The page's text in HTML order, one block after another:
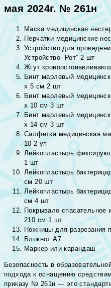
мая 2024г. № 261н
Маска медицинская
Перчатки медицинские
Устройство для
Устройство- Рот” 2 шт
Жгут
Бинт марлевый
х 5 см 2 шт
Бинт марлевый
х 10 см 3 шт
Бинт марлевый
х 14 см 3 шт
Салфетка медицинская
10 2 уп
Лейкопластырь
1 шт
Лейкопластырь
см 20 шт
Лейкопластырь
см 4 шт
Покрывало спасательное
210 см 1 шт
Ножницы для разрезания
Блокнот А7
Маркер или карандаш
Безопасность в
подхода к оснащению
приказу № 261н — это